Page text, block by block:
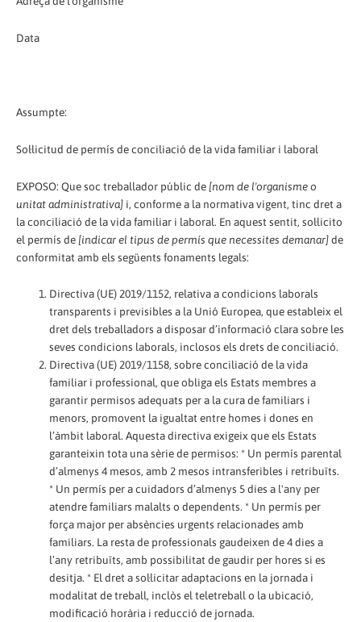
Data
Assumpte:
Sol·licitud de permís de conciliació de la vida familiar i laboral
EXPOSO: Que soc treballador públic de [nom de l'organisme o
unitat administrativa] i, conforme a la normativa vigent, tinc dret a
la conciliació de la vida familiar i laboral. En aquest sentit, sol·licito
el permís de [indicar el tipus de permís que necessites demanar]de
conformitat amb els següents fonaments legals:
Directiva (UE) 2019/1152, relativa a condicions laborals
transparents i previsibles a la Unió Europea, que estableix el
dret dels treballadors a disposar d’informació clara sobre les
seves condicions laborals, inclosos els drets de conciliació.
Directiva (UE) 2019/1158, sobre conciliació de la vida
familiar i professional, que obliga els Estats membres a
garantir permisos adequats per a la cura de familiars i
menors, promovent la igualtat entre homes i dones en
l’àmbit laboral. Aquesta directiva exigeix que els Estats
garanteixin tota una sèrie de permisos: * Un permís parental
d’almenys 4 mesos, amb 2 mesos intransferibles i retribuïts.
* Un permís per a cuidadors d’almenys 5 dies a l'any per
atendre familiars malalts o dependents. * Un permís per
força major per absències urgents relacionades amb
familiars. La resta de professionals gaudeixen de 4 dies a
l’any retribuïts, amb possibilitat de gaudir per hores si es
desitja. * El dret a sol·licitar adaptacions en la jornada i
modalitat de treball, inclòs el teletreball o la ubicació,
modificació horària i reducció de jornada.